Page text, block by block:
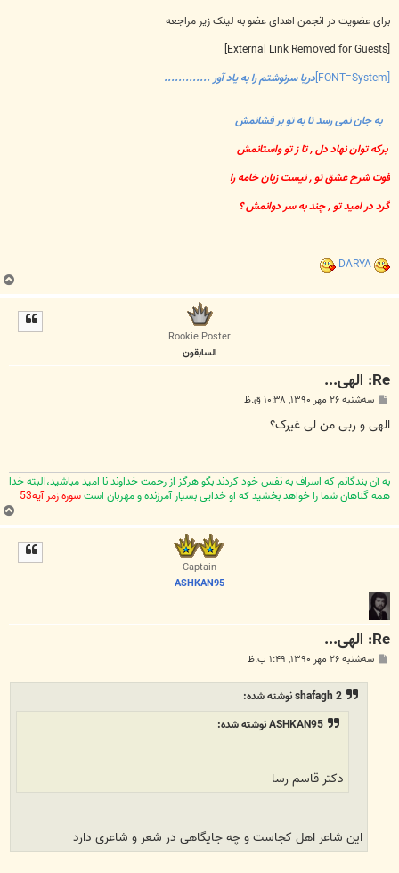
برای عضویت در انجمن اهدای عضو به لینک زیر مراجعه
دریا سرنوشتم را به یاد آور .............
به جان نمی رسد تا به تو بر فشانمش
برکه توان نهاد دل , تا ز تو واستانمش
قوت شرح عشق تو , نیست زبان خامه را
گرد در امید تو , چند به سر دوانمش ؟
DARYA
ب
ا
Rookie Poster
السابقون
Re: الهی...
پ
ت
سه‌شنبه ۲۶ مهر ۱۳۹۰, ۱۰:۳۸ ق.ظ
الهی و ربی من لی غیرک؟
به آن بندگانم که اسراف به نفس خود کردند بگو هرگز از رحمت خداوند نا امید مباشید،البته خدا
همه گناهان شما را خواهد بخشید که او خدایی بسیار آمرزنده و مهربان استسوره زمر آیه53
ب
ا
Captain
ASHKAN95
Re: الهی...
پ سه‌شنبه ۲۶ مهر ۱۳۹۰, ۱:۴۹ ب.ظ
shafagh 2 نوشته شده:
ASHKAN95 نوشته شده:
دکتر قاسم رسا
این شاعر اهل کجاست و چه جایگاهی در شعر و شاعری دارد